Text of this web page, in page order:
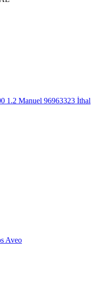
1.2 Manuel 96963323 İthal
Aveo